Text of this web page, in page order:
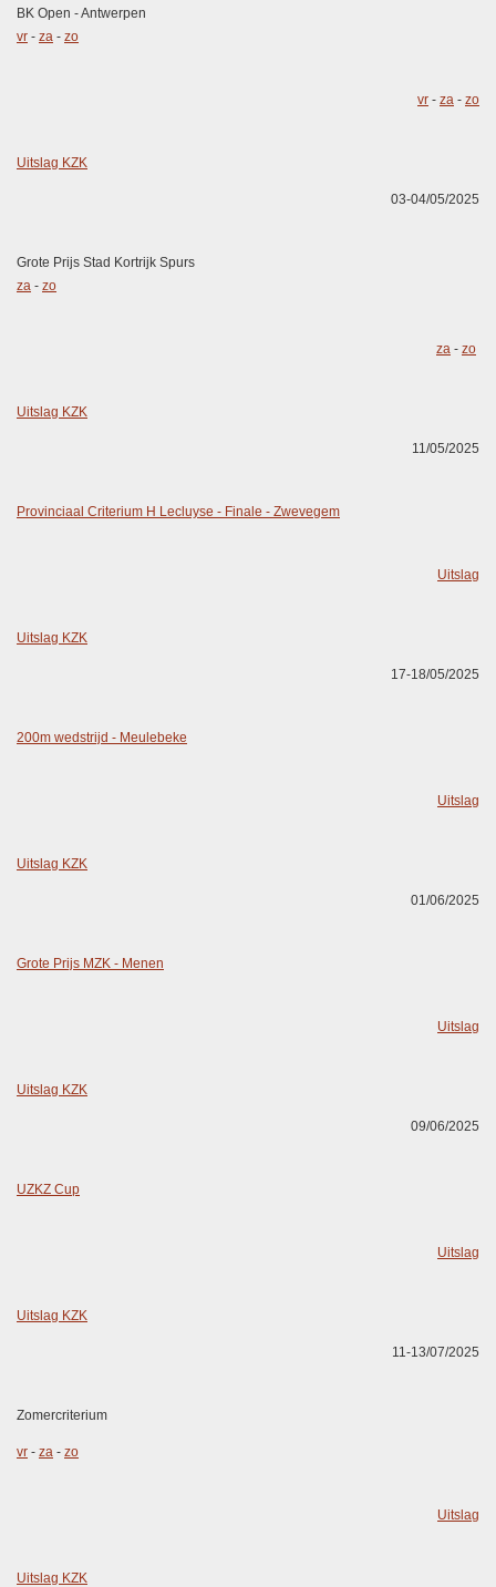
BK Open - Antwerpen
vr - za - zo
vr - za - zo
Uitslag KZK
03-04/05/2025
Grote Prijs Stad Kortrijk Spurs
za - zo
za - zo
Uitslag KZK
11/05/2025
Provinciaal Criterium H Lecluyse - Finale - Zwevegem
Uitslag
Uitslag KZK
17-18/05/2025
200m wedstrijd - Meulebeke
Uitslag
Uitslag KZK
01/06/2025
Grote Prijs MZK - Menen
Uitslag
Uitslag KZK
09/06/2025
UZKZ Cup
Uitslag
Uitslag KZK
11-13/07/2025
Zomercriterium
vr - za - zo
Uitslag
Uitslag KZK